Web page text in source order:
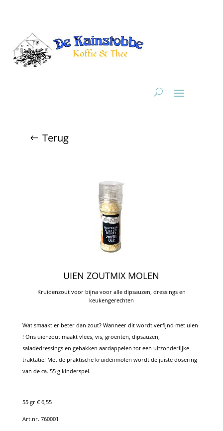
Terug
UIEN ZOUTMIX MOLEN
Kruidenzout voor bijna voor alle dipsauzen, dressings en
keukengerechten
Wat smaakt er beter dan zout? Wanneer dit wordt verfijnd met uien
! Ons uienzout maakt vlees, vis, groenten, dipsauzen,
saladedressings en gebakken aardappelen tot een uitzonderlijke
traktatie! Met de praktische kruidenmolen wordt de juiste dosering
van de ca. 55 g kinderspel.
55 gr € 6,55
Art.nr. 760001